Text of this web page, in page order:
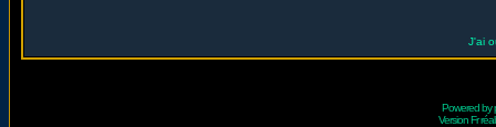
J'ai
Powered by
Version Fr